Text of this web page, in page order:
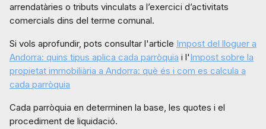
arrendatàries o tributs vinculats a l’exercici d’activitats
comercials dins del terme comunal.
Si vols aprofundir, pots consultar l'article Impost del lloguer a
Andorra: quins tipus aplica cada parròquia i l'Impost sobre la
propietat immobiliària a Andorra: què és i com es calcula a
cada parròquia
Cada parròquia en determinen la base, les quotes i el
procediment de liquidació.